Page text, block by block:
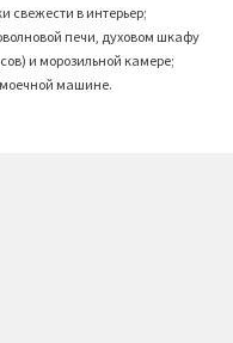
свежести в интерьер;
печи, духовом шкафу
и морозильной камере;
машине.